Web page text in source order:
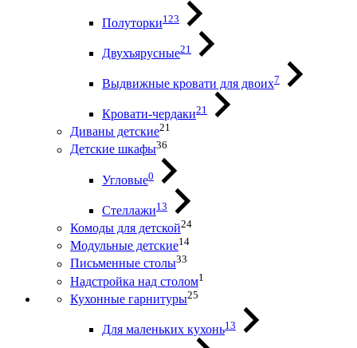
Полуторки123
Двухъярусные21
Выдвижные кровати для двоих7
Кровати-чердаки21
Диваны детские21
Детские шкафы36
Угловые0
Стеллажи13
Комоды для детской24
Модульные детские14
Письменные столы33
Надстройка над столом1
Кухонные гарнитуры25
Для маленьких кухонь13